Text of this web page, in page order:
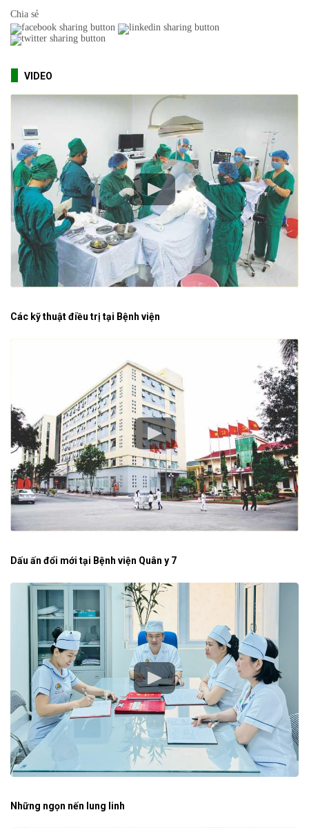
VIDEO
Các kỹ thuật điều trị tại Bệnh viện
Dấu ấn đổi mới tại Bệnh viện Quân y 7
Những ngọn nến lung linh
Chia sẻ